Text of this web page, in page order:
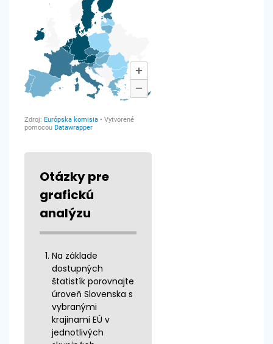
Otázky pre
grafickú
analýzu
Na základe
dostupných
štatistík porovnajte
úroveň Slovenska s
vybranými
krajinami EÚ v
jednotlivých